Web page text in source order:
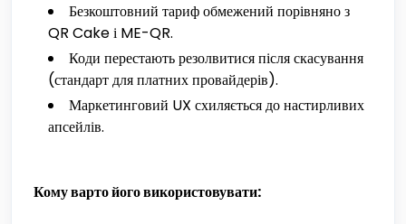
Безкоштовний тариф обмежений порівняно з
QR Cake і ME-QR.
Коди перестають резолвитися після скасування
(стандарт для платних провайдерів).
Маркетинговий UX схиляється до настирливих
апсейлів.
Кому варто його використовувати: